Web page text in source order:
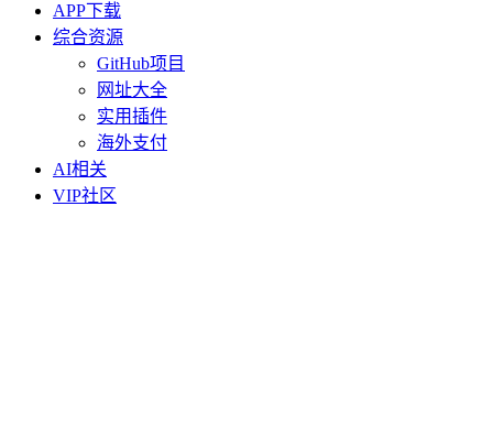
APP下载
综合资源
GitHub项目
网址大全
实用插件
海外支付
AI相关
VIP社区